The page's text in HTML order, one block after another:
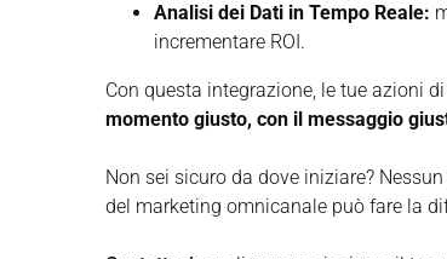
Analisi dei Dati in Tempo Reale:
incrementare ROI.
Con questa integrazione, le tue azioni
momento giusto, con il messaggio
Non sei sicuro da dove iniziare?
del marketing omnicanale può fare la